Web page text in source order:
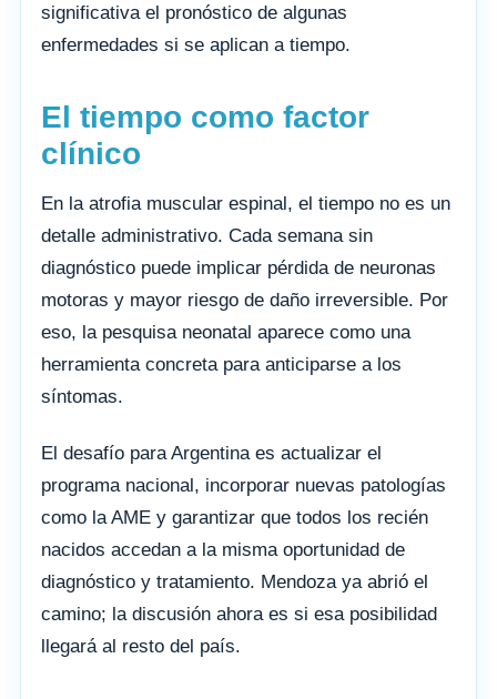
significativa el pronóstico de algunas
enfermedades si se aplican a tiempo.
El tiempo como factor
clínico
En la atrofia muscular espinal, el tiempo no es un
detalle administrativo. Cada semana sin
diagnóstico puede implicar pérdida de neuronas
motoras y mayor riesgo de daño irreversible. Por
eso, la pesquisa neonatal aparece como una
herramienta concreta para anticiparse a los
síntomas.
El desafío para Argentina es actualizar el
programa nacional, incorporar nuevas patologías
como la AME y garantizar que todos los recién
nacidos accedan a la misma oportunidad de
diagnóstico y tratamiento. Mendoza ya abrió el
camino; la discusión ahora es si esa posibilidad
llegará al resto del país.